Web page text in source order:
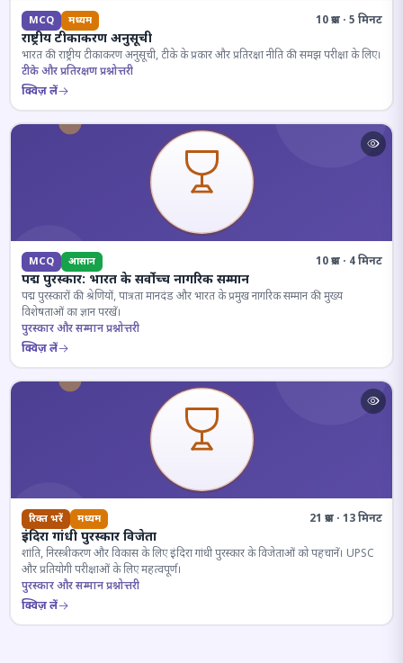
MCQ मध्यम 10 प्रश्न · 5 मिनट
राष्ट्रीय टीकाकरण अनुसूची
भारत की राष्ट्रीय टीकाकरण अनुसूची, टीके के प्रकार और प्रतिरक्षा नीति की समझ परीक्षा के लिए।
टीके और प्रतिरक्षण प्रश्नोत्तरी
क्विज़ लें
MCQ आसान 10 प्रश्न · 4 मिनट
पद्म पुरस्कार: भारत के सर्वोच्च नागरिक सम्मान
पद्म पुरस्कारों की श्रेणियों, पात्रता मानदंड और भारत के प्रमुख नागरिक सम्मान की मुख्य
विशेषताओं का ज्ञान परखें।
पुरस्कार और सम्मान प्रश्नोत्तरी
क्विज़ लें
रिक्त भरें मध्यम 21 प्रश्न · 13 मिनट
इंदिरा गांधी पुरस्कार विजेता
शांति, निरस्त्रीकरण और विकास के लिए इंदिरा गांधी पुरस्कार के विजेताओं को पहचानें। UPSC
और प्रतियोगी परीक्षाओं के लिए महत्वपूर्ण।
पुरस्कार और सम्मान प्रश्नोत्तरी
क्विज़ लें